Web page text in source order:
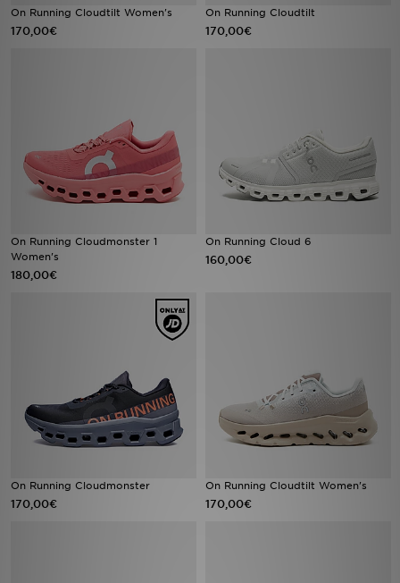
On Running Cloudtilt Women's
170,00€
On Running Cloudtilt
170,00€
On Running Cloudmonster 1
Women's
180,00€
On Running Cloud 6
160,00€
On Running Cloudmonster
170,00€
On Running Cloudtilt Women's
170,00€
Jalkapallo
Minun viestini